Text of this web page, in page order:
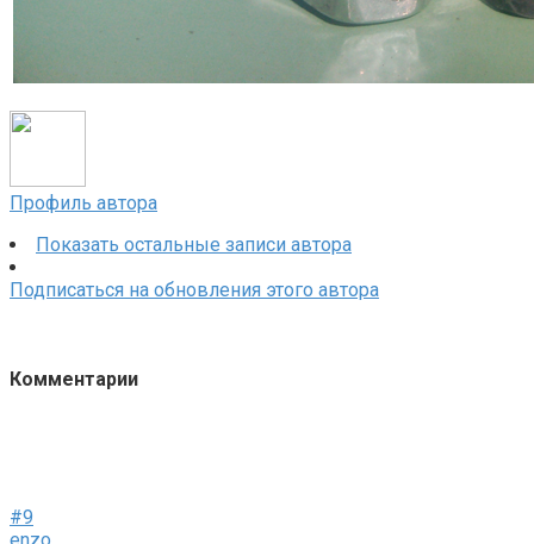
Профиль автора
Показать остальные записи автора
Подписаться на обновления этого автора
Комментарии
#9